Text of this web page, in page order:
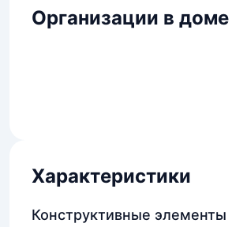
Организации в доме
Характеристики
Конструктивные элементы